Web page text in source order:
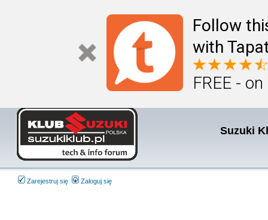
Follow
with
FREE -
Suzuki
Zarejestruj się Zaloguj się